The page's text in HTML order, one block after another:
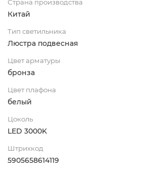
Страна производства
Китай
Тип светильника
Люстра подвесная
Цвет арматуры
бронза
Цвет плафона
белый
Цоколь
LED 3000K
Штрихкод
5905658614119